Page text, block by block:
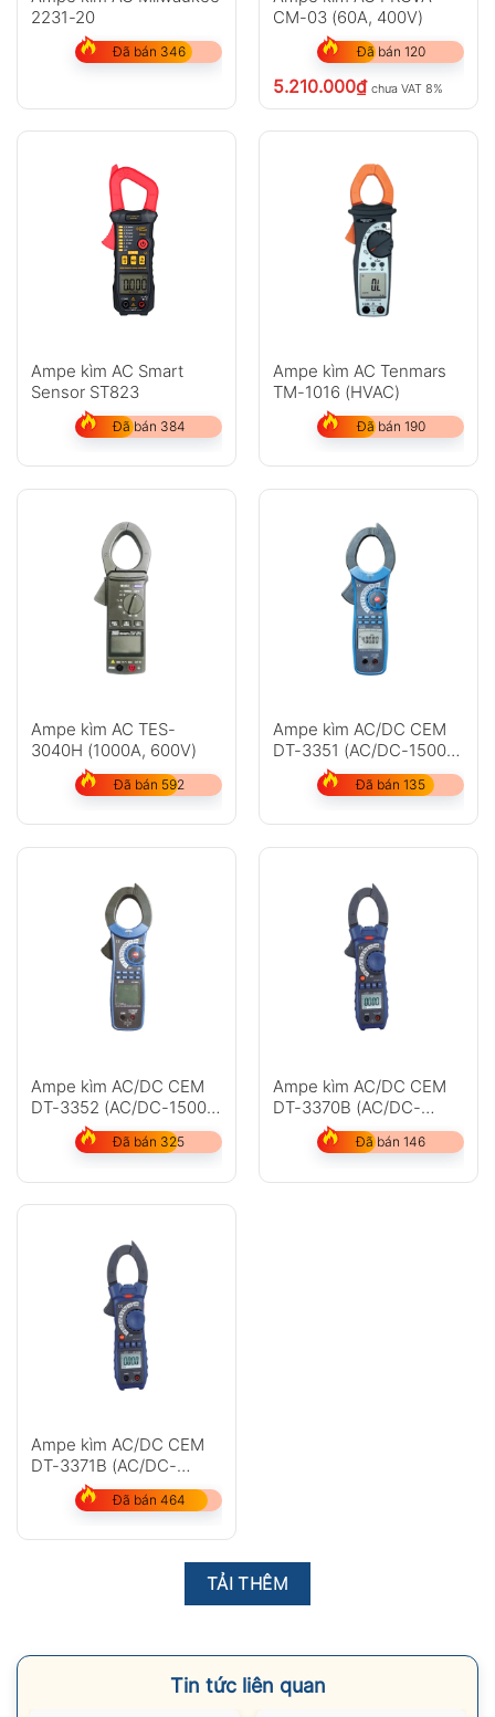
2231-20
Đã bán 346
CM-03 (60A, 400V)
Đã bán 120
5.210.000₫ chưa VAT 8%
Ampe kìm AC Smart
Sensor ST823
Đã bán 384
Ampe kìm AC Tenmars
TM-1016 (HVAC)
Đã bán 190
Ampe kìm AC TES-
3040H (1000A, 600V)
Đã bán 592
Ampe kìm AC/DC CEM
DT-3351 (AC/DC-1500A,
AC-1000V, DC-750V
True RMS) Đã bán 135
Ampe kìm AC/DC CEM
DT-3352 (AC/DC-1500A,
AC-1000V, DC-750V
True RMS) Đã bán 325
Ampe kìm AC/DC CEM
DT-3370B (AC/DC-
600V, AC-1000A, AC
True RMS) Đã bán 146
Ampe kìm AC/DC CEM
DT-3371B (AC/DC-
600V/1000A, AC True
Đã bán 464
TẢI THÊM
Tin tức liên quan